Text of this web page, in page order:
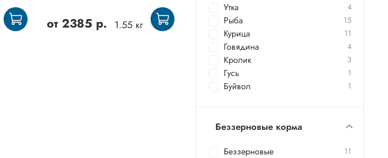
от 2385 р. 1.55 кг
Утка 4
Рыба 15
Курица 11
Говядина 4
Кролик 3
Гусь 1
Буйвол 1
Беззерновые корма
Беззерновые 11